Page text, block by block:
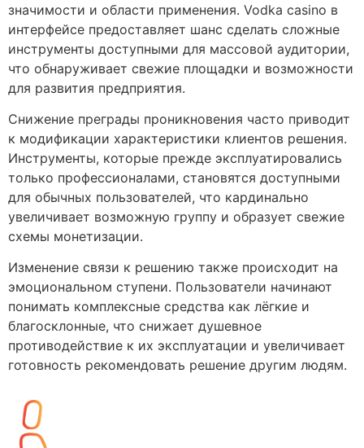
значимости и области применения. Vodka casino в
интерфейсе предоставляет шанс сделать сложные
инструменты доступными для массовой аудитории,
что обнаруживает свежие площадки и возможности
для развития предприятия.
Снижение преграды проникновения часто приводит
к модификации характеристики клиентов решения.
Инструменты, которые прежде эксплуатировались
только профессионалами, становятся доступными
для обычных пользователей, что кардинально
увеличивает возможную группу и образует свежие
схемы монетизации.
Изменение связи к решению также происходит на
эмоциональном ступени. Пользователи начинают
понимать комплексные средства как лёгкие и
благосклонные, что снижает душевное
противодействие к их эксплуатации и увеличивает
готовность рекомендовать решение другим людям.